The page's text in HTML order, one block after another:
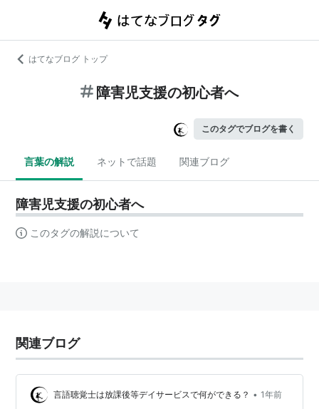
はてなブログ トップ
障害児支援の初心者へ
このタグでブログを書く
言葉の解説 ネットで話題 関連ブログ
障害児支援の初心者へ
このタグの解説について
関連ブログ
言語聴覚士は放課後等デイサービスで何ができる？ • 1年前